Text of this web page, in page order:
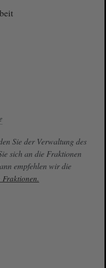
Sie der Verwaltung des
sich an die Fraktionen
empfehlen wir die